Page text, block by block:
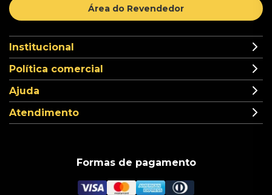
Área do Revendedor
Institucional
Política comercial
Ajuda
Atendimento
Formas de pagamento